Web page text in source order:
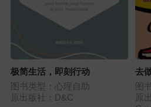
极简生活，即刻行动
图书类型：心理自助
原出版社：D&C
去
图
原